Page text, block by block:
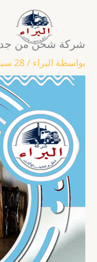
المحتوى
شركة نقل
شركة شحن من جدة الي
بواسطة البراء /28 سبتمبر، 2023